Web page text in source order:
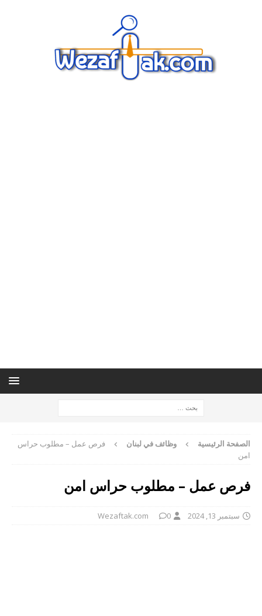
الصفحة الرئيسية وظائف في لبنان
فرص عمل – مطلوب حراس
امن
فرص عمل – مطلوب حراس امن
سبتمبر 13, 2024 Wezaftak.com 0